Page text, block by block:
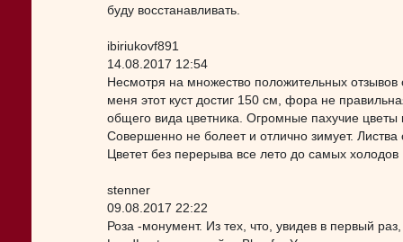
буду восстанавливать.
ibiriukovf891
14.08.2017 12:54
Несмотря на множество положительных отзывов
меня этот куст достиг 150 см, фора не
общего вида цветника. Огромные пахучие цветы
Совершенно не болеет и отлично зимует.
Цветет без перерыва все лето до самых холодов
stenner
09.08.2017 22:22
Роза -монумент. Из тех, что, увидев в первый